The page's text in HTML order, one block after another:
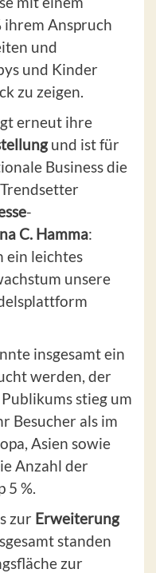
Anspruch
und
und Kinder
zu zeigen.
erneut ihre
und ist für
Business die
-
C. Hamma:
ein leichtes
unsere
insgesamt ein
werden, der
stieg um
Besucher als im
Asien sowie
Anzahl der
5 %.
zur Erweiterung
standen
zur